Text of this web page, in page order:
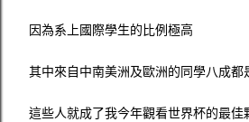
因為系上國際學生的比例極高
其中來自中南美洲及歐洲的同學八成都
這些人就成了我今年觀看世界杯的最佳